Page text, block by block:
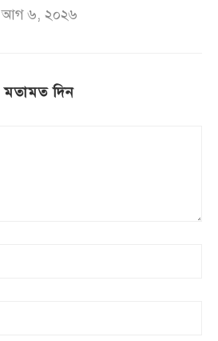
আগ ৬, ২০২৬
মতামত দিন